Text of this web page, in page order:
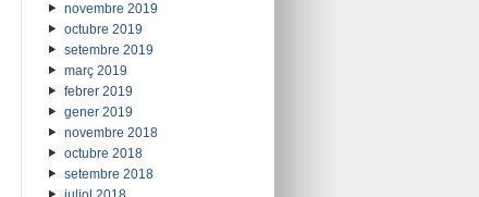
novembre 2019
octubre 2019
setembre 2019
març 2019
febrer 2019
gener 2019
novembre 2018
octubre 2018
setembre 2018